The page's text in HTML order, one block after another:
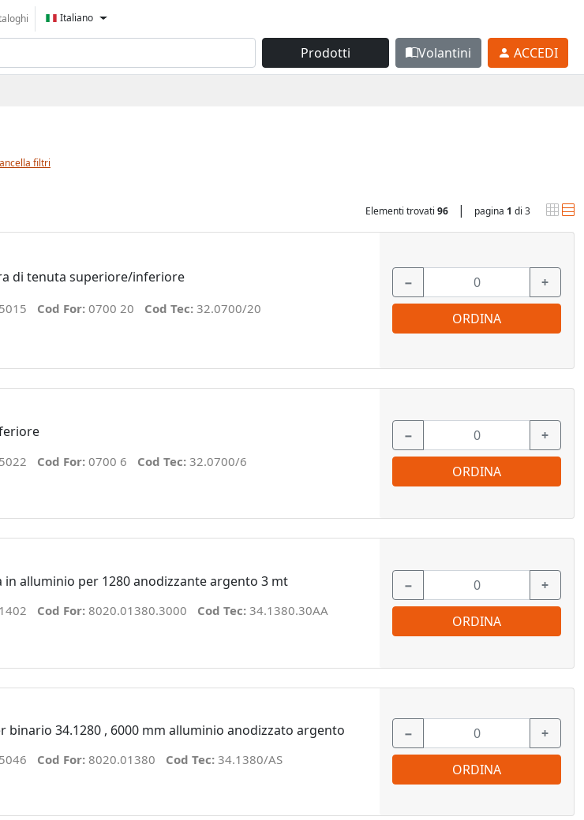
Italiano
Prodotti Volantini ACCEDI
filtri
Elementi trovati 96 | pagina 1 di 3
di tenuta superiore/inferiore
Cod For: 0700 20 Cod Tec: 32.0700/20
− +
ORDINA
Cod For: 0700 6 Cod Tec: 32.0700/6
− +
ORDINA
in alluminio per 1280 anodizzante argento 3 mt
Cod For: 8020.01380.3000 Cod Tec: 34.1380.30AA
− +
ORDINA
binario 34.1280 , 6000 mm alluminio anodizzato argento
Cod For: 8020.01380 Cod Tec: 34.1380/AS
− +
ORDINA